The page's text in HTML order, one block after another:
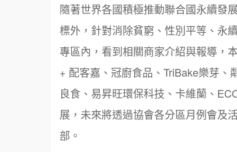
隨著世界各國積極推動聯合國永續發
標外，針對消除貧窮、性別平等、永
專區內，看到相關商家介紹與報導，
+ 配客嘉、冠廚食品、 TriBake樂芽、
良食、易昇旺環保科技、卡維蘭、
展，未來將透過協會各分區月例會及
部。